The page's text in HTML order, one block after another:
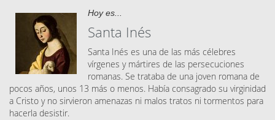
Hoy es...
Santa Inés
Santa Inés es una de las más célebres
vírgenes y mártires de las persecuciones
romanas. Se trataba de una joven romana de
pocos años, unos 13 más o menos. Había consagrado su virginidad
a Cristo y no sirvieron amenazas ni malos tratos ni tormentos para
hacerla desistir.